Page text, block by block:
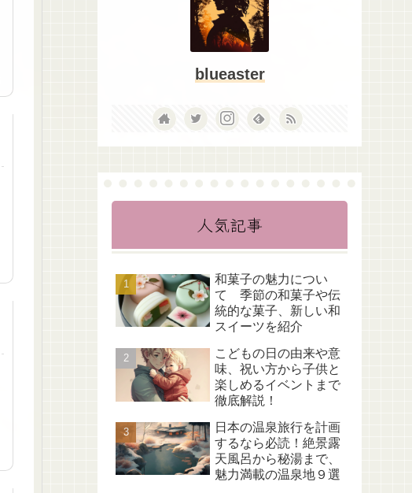
blueaster
人気記事
和菓子の魅力につい
て 季節の和菓子や伝
統的な菓子、新しい和
スイーツを紹介
こどもの日の由来や意
味、祝い方から子供と
楽しめるイベントまで
徹底解説！
日本の温泉旅行を計画
するなら必読！絶景露
天風呂から秘湯まで、
魅力満載の温泉地９選